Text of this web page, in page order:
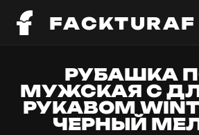
FACKTURAF
РУБАШКА
МУЖСКАЯ С
РУКАВОМ
ЧЕРНЫЙ